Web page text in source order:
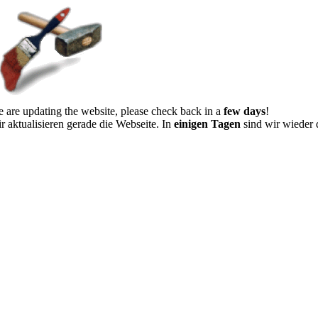
are updating the website, please check back in a few days!
aktualisieren gerade die Webseite. In einigen Tagen sind wir wieder